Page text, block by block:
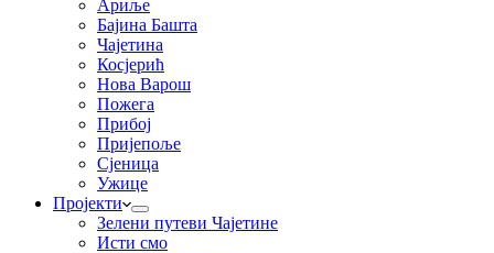
Ариље
Бајина Башта
Чајетина
Косјерић
Нова Варош
Пожега
Прибој
Пријепоље
Сјеница
Ужице
Пројекти
Зелени путеви Чајетине
Исти смо